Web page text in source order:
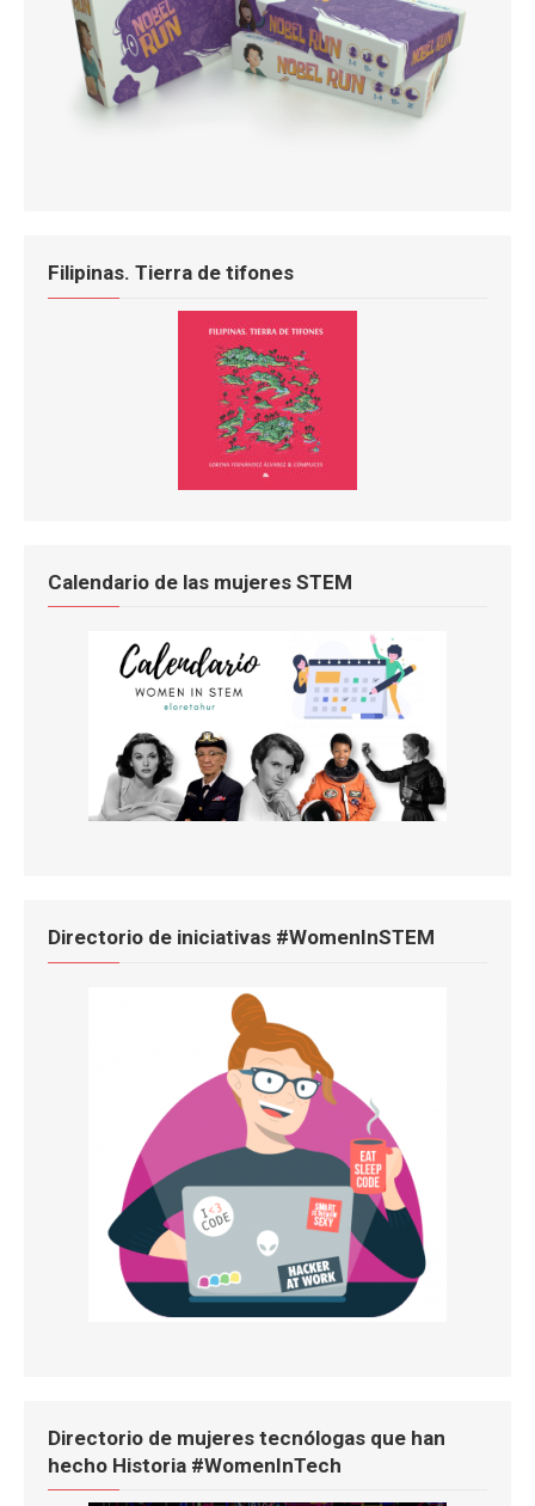
Filipinas. Tierra de tifones
Calendario de las mujeres STEM
Directorio de iniciativas #WomenInSTEM
Directorio de mujeres tecnólogas que han
hecho Historia #WomenInTech